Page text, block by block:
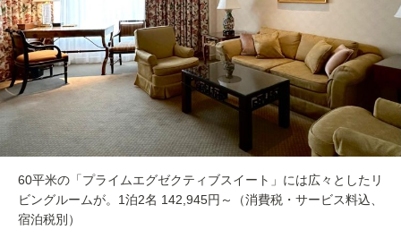
60平米の「プライムエグゼクティブスイート」には広々としたリ
ビングルームが。1泊2名 142,945円～（消費税・サービス料込、
宿泊税別）